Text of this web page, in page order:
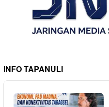
INFO TAPANULI